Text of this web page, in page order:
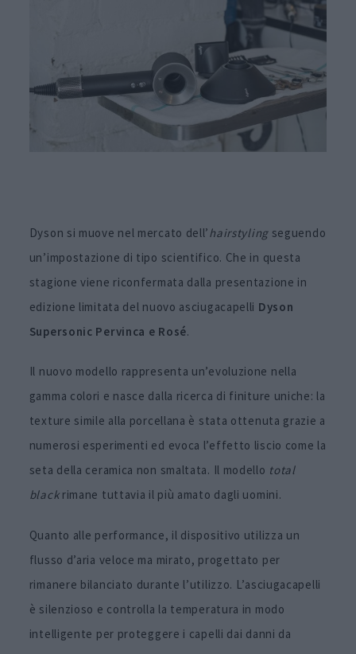
Dyson si muove nel mercato dell’hairstylingseguendo
un’impostazione di tipo scientifico. Che in questa
stagione viene riconfermata dalla presentazione in
edizione limitata del nuovo asciugacapelli Dyson
Supersonic Pervinca e Rosé.
Il nuovo modello rappresenta un’evoluzione nella
gamma colori e nasce dalla ricerca di finiture uniche: la
texture simile alla porcellana è stata ottenuta grazie a
numerosi esperimenti ed evoca l’effetto liscio come la
seta della ceramica non smaltata. Il modello total
blackrimane tuttavia il più amato dagli uomini.
Quanto alle performance, il dispositivo utilizza un
flusso d’aria veloce ma mirato, progettato per
rimanere bilanciato durante l’utilizzo. L’asciugacapelli
è silenzioso e controlla la temperatura in modo
intelligente per proteggere i capelli dai danni da